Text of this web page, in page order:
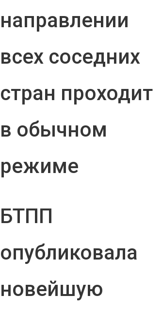
направлении
всех соседних
стран проходит
в обычном
режиме
БТПП
опубликовала
новейшую